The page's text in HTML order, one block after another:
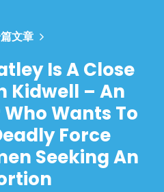
文章
Is A Close
Kidwell – An
Wants To
Force
Seeking An